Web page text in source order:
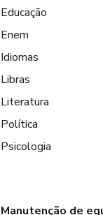
Educação
Enem
Idiomas
Libras
Literatura
Política
Psicologia
Manutenção de